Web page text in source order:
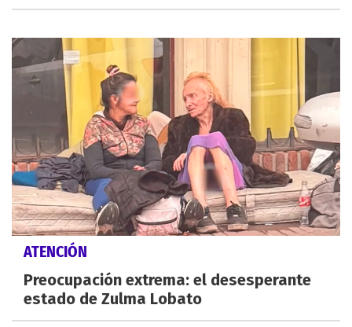
ATENCIÓN
Preocupación extrema: el desesperante
estado de Zulma Lobato